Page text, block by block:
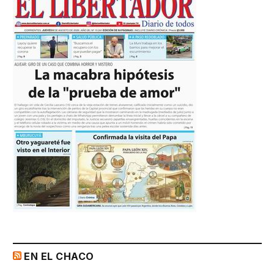
EN EL CHACO